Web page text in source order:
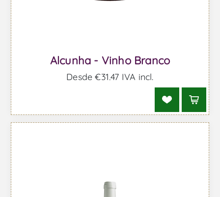
Alcunha - Vinho Branco
Desde €31,47 IVA incl.